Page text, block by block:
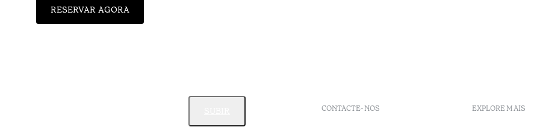
RESERVAR AGORA
CONTACTE-NOS EXPLORE MAIS